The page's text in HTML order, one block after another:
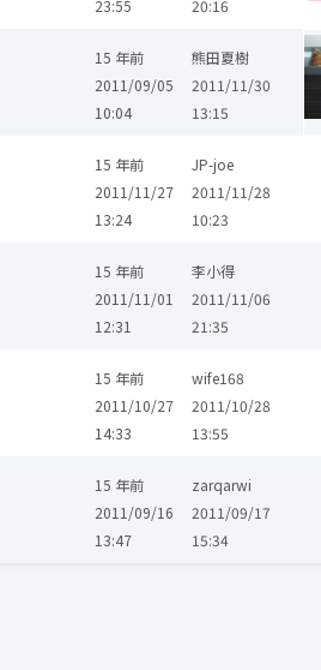
23:55
20:16
15 年前
2011/09/05
10:04
熊田夏樹
2011/11/30
13:15
15 年前
2011/11/27
13:24
JP-joe
2011/11/28
10:23
15 年前
2011/11/01
12:31
李小得
2011/11/06
21:35
15 年前
2011/10/27
14:33
wife168
2011/10/28
13:55
15 年前
2011/09/16
13:47
zarqarwi
2011/09/17
15:34